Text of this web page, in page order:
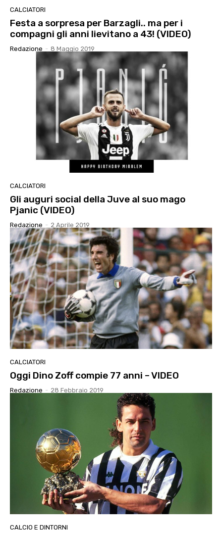
CALCIATORI
Festa a sorpresa per Barzagli.. ma per i
compagni gli anni lievitano a 43! (VIDEO)
Redazione - 8 Maggio 2019
CALCIATORI
Gli auguri social della Juve al suo mago
Pjanic (VIDEO)
Redazione - 2 Aprile 2019
CALCIATORI
Oggi Dino Zoff compie 77 anni – VIDEO
Redazione - 28 Febbraio 2019
CALCIO E DINTORNI